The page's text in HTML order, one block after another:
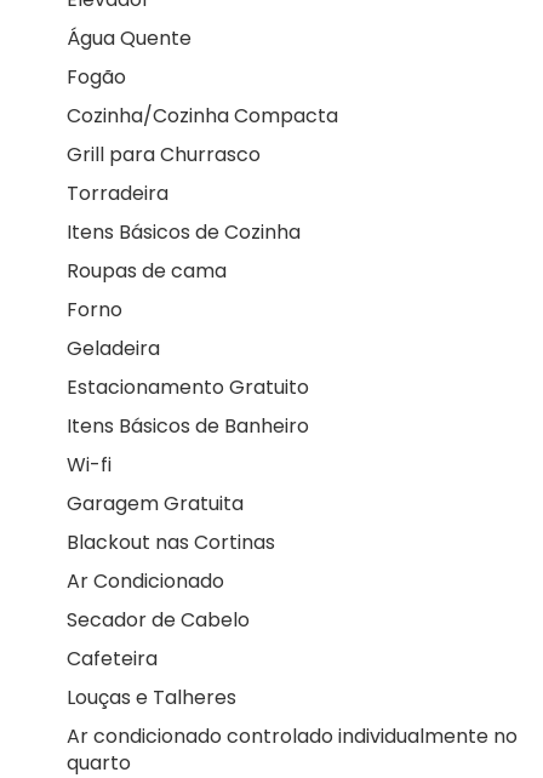
Água Quente
Fogão
Cozinha/Cozinha Compacta
Grill para Churrasco
Torradeira
Itens Básicos de Cozinha
Roupas de cama
Forno
Geladeira
Estacionamento Gratuito
Itens Básicos de Banheiro
Wi-fi
Garagem Gratuita
Blackout nas Cortinas
Ar Condicionado
Secador de Cabelo
Cafeteira
Louças e Talheres
Ar condicionado controlado individualmente no
quarto